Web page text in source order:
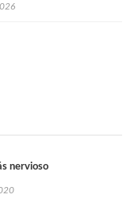
Europeo de Obesidad
nervioso